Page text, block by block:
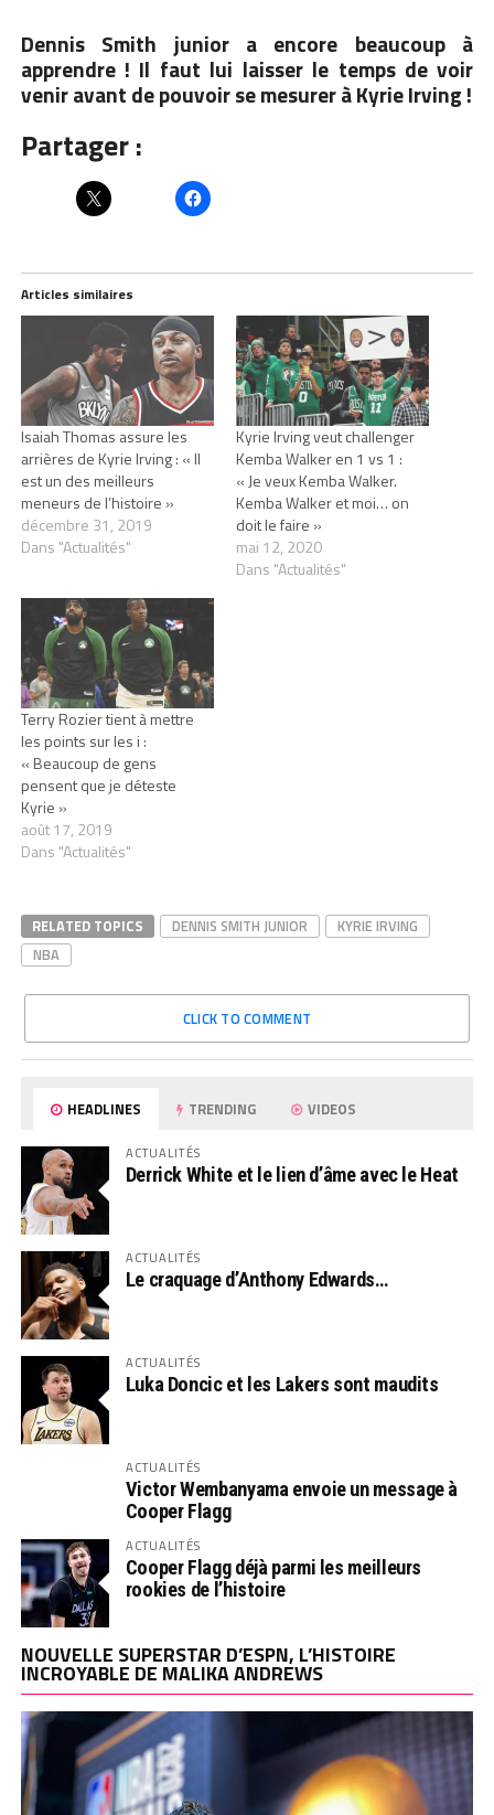
Dennis Smith junior a encore beaucoup à
apprendre ! Il faut lui laisser le temps de voir
venir avant de pouvoir se mesurer à Kyrie Irving !
Partager :
Articles similaires
Isaiah Thomas assure les
arrières de Kyrie Irving : « Il
est un des meilleurs
meneurs de l’histoire »
décembre 31, 2019
Dans "Actualités"
Kyrie Irving veut challenger
Kemba Walker en 1 vs 1 :
« Je veux Kemba Walker.
Kemba Walker et moi… on
doit le faire »
mai 12, 2020
Dans "Actualités"
Terry Rozier tient à mettre
les points sur les i :
« Beaucoup de gens
pensent que je déteste
Kyrie »
août 17, 2019
Dans "Actualités"
RELATED TOPICS DENNIS SMITH JUNIOR
KYRIE IRVING
NBA
CLICK TO COMMENT
HEADLINES TRENDING VIDEOS
ACTUALITÉS
Derrick White et le lien d’âme avec le Heat
ACTUALITÉS
Le craquage d’Anthony Edwards…
ACTUALITÉS
Luka Doncic et les Lakers sont maudits
ACTUALITÉS
Victor Wembanyama envoie un message à
Cooper Flagg
ACTUALITÉS
Cooper Flagg déjà parmi les meilleurs
rookies de l’histoire
NOUVELLE SUPERSTAR D’ESPN, L’HISTOIRE
INCROYABLE DE MALIKA ANDREWS